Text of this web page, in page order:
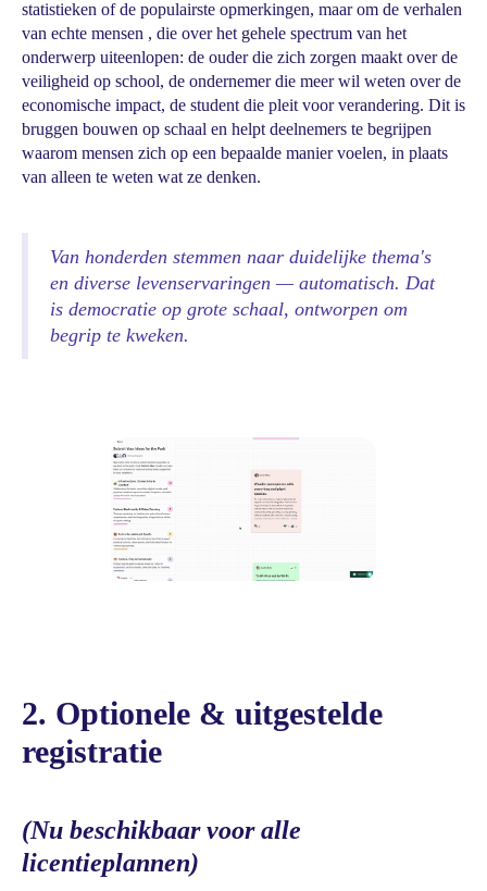
statistieken of de populairste opmerkingen, maar om de verhalen
van echte mensen , die over het gehele spectrum van het
onderwerp uiteenlopen: de ouder die zich zorgen maakt over de
veiligheid op school, de ondernemer die meer wil weten over de
economische impact, de student die pleit voor verandering. Dit is
bruggen bouwen op schaal en helpt deelnemers te begrijpen
waarom mensen zich op een bepaalde manier voelen, in plaats
van alleen te weten wat ze denken.
Van honderden stemmen naar duidelijke thema's
en diverse levenservaringen — automatisch. Dat
is democratie op grote schaal, ontworpen om
begrip te kweken.
2. Optionele & uitgestelde
registratie
(Nu beschikbaar voor alle
licentieplannen)